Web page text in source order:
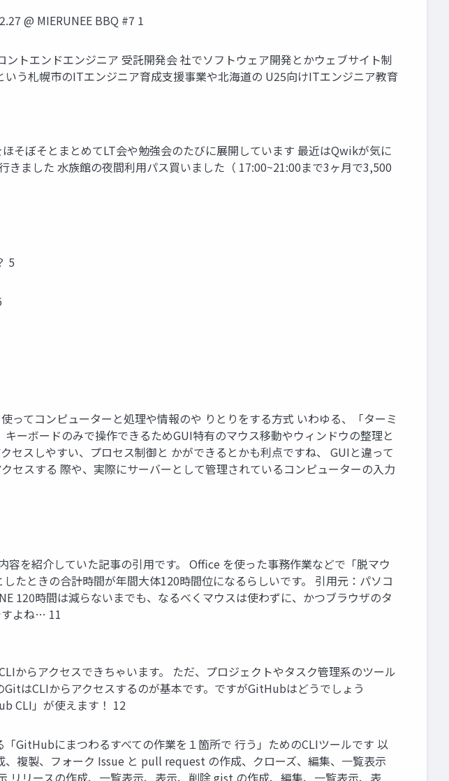
@ MIERUNEE BBQ #7 1
トエンドエンジニア 受託開発会 社でソフトウェア開発とかウェブサイト制
う札幌市のITエンジニア育成支援事業や北海道の U25向けITエンジニア教育
そぼそとまとめてLT会や勉強会のたびに展開しています 最近はQwikが気に
ました 水族館の夜間利用パス買いました（ 17:00~21:00まで3ヶ月で3,500
5
てコンピューターと処理や情報のや りとりをする方式 いわゆる、「ターミ
ーボードのみで操作できるためGUI特有のマウス移動やウィンドウの整理と
セスしやすい、プロセス制御と かができるとかも利点ですね、 GUIと違って
セスする 際や、実際にサーバーとして管理されているコンピューターの入力
を紹介していた記事の引用です。 Office を使った事務作業などで「脱マウ
たときの合計時間が年間大体120時間位になるらしいです。 引用元：パソコ
120時間は減らないまでも、なるべくマウスは使わずに、かつブラウザのタ
すよね… 11
からアクセスできちゃいます。 ただ、プロジェクトやタスク管理系のツール
はCLIからアクセスするのが基本です。ですがGitHubはどうでしょう
CLI」が使えます！ 12
GitHubにまつわるすべての作業を１箇所で 行う」ためのCLIツールです 以
複製、フォーク Issue と pull request の作成、クローズ、編集、一覧表示
リースの作成、一覧表示、表示、削除 gist の作成、編集、一覧表示、表